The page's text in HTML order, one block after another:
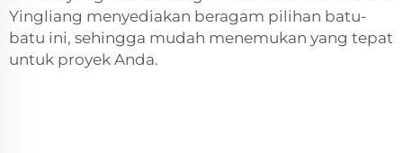
Yingliang menyediakan beragam pilihan batu-
batu ini, sehingga mudah menemukan yang tepat
untuk proyek Anda.